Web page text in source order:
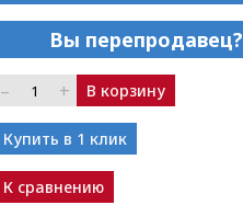
Вы перепродавец?
– + В корзину
Купить в 1 клик
К сравнению